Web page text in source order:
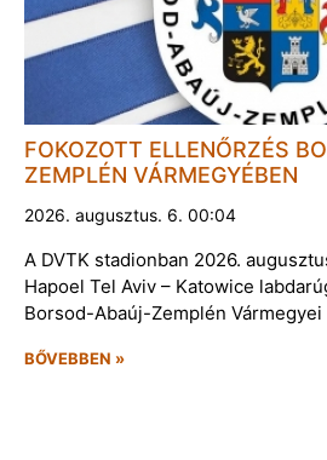
FOKOZOTT ELLENŐRZÉS
ZEMPLÉN VÁRMEGYÉBEN
2026. augusztus. 6. 00:04
A DVTK stadionban 2026.
Hapoel Tel Aviv – Katowice
Borsod-Abaúj-Zemplén
BŐVEBBEN »